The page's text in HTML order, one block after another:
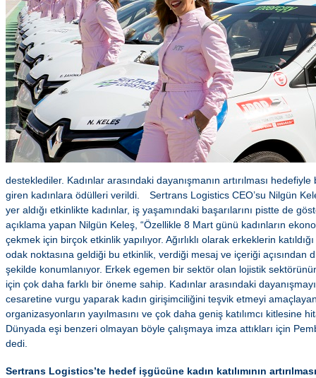
desteklediler. Kadınlar arasındaki dayanışmanın artırılması
giren kadınlara ödülleri verildi.
Sertrans Logistics CEO’su Nilgün
yer aldığı etkinlikte kadınlar, iş yaşamındaki başarılarını pistte de
açıklama yapan Nilgün Keleş, “Özellikle 8 Mart günü kadınların
çekmek için birçok etkinlik yapılıyor. Ağırlıklı olarak erkeklerin
odak noktasına geldiği bu etkinlik, verdiği mesaj ve içeriği açısından
şekilde konumlanıyor. Erkek egemen bir sektör olan lojistik
için çok daha farklı bir öneme sahip. Kadınlar arasındaki dayanışmayı
cesaretine vurgu yaparak kadın girişimciliğini teşvik etmeyi
organizasyonların yayılmasını ve çok daha geniş katılımcı kitlesine
Dünyada eşi benzeri olmayan böyle çalışmaya imza attıkları için
dedi.
Sertrans Logistics’te hedef işgücüne kadın katılımının artırılması